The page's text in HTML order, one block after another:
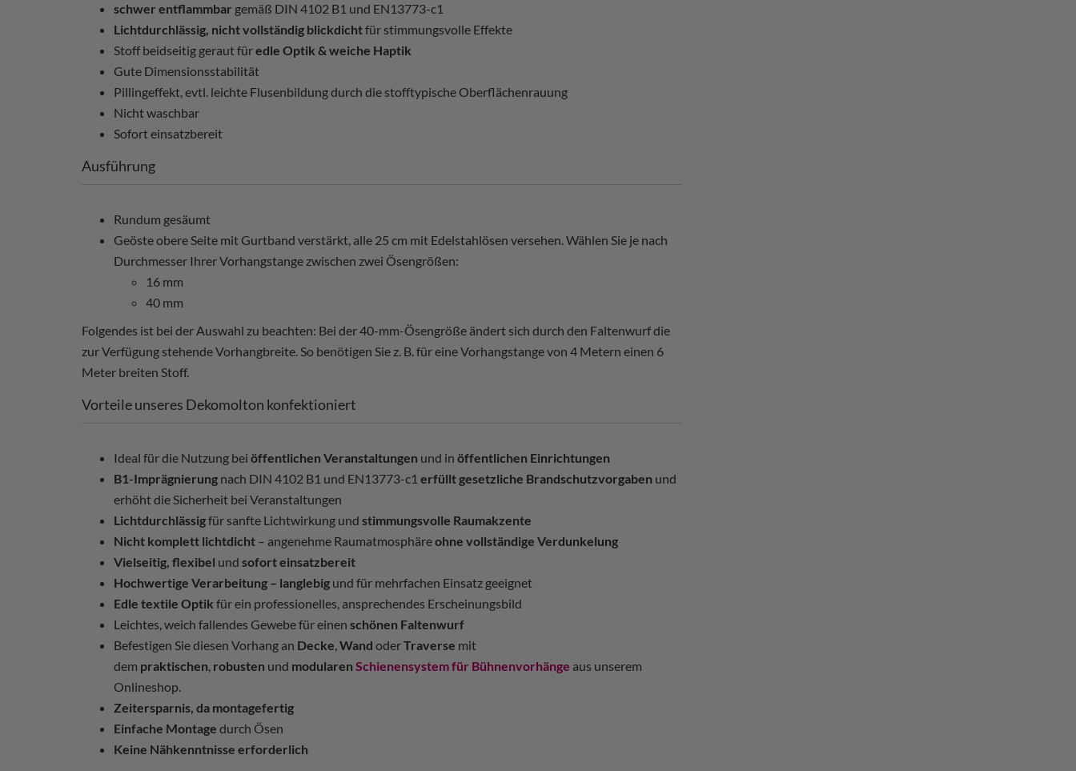
schwer entflammbar gemäß DIN 4102 B1 und EN13773-c1
Lichtdurchlässig, nicht vollständig blickdichtfür stimmungsvolle Effekte
Stoff beidseitig geraut füredle Optik & weiche Haptik
Gute Dimensionsstabilität
Pillingeffekt, evtl. leichte Flusenbildung durch die stofftypische Oberflächenrauung
Nicht waschbar
Sofort einsatzbereit
Ausführung
Rundum gesäumt
Geöste obere Seite mit Gurtband verstärkt, alle 25 cm mit Edelstahlösen versehen. Wählen Sie je nach
Durchmesser Ihrer Vorhangstange zwischen zwei Ösengrößen:
16 mm
40 mm
Folgendes ist bei der Auswahl zu beachten: Bei der 40-mm-Ösengröße ändert sich durch den Faltenwurf die
zur Verfügung stehende Vorhangbreite. So benötigen Sie z. B. für eine Vorhangstange von 4 Metern einen 6
Meter breiten Stoff.
Vorteile unseres Dekomolton konfektioniert
Ideal für die Nutzung bei öffentlichen Veranstaltungen und in öffentlichen Einrichtungen
B1-Imprägnierung nach DIN 4102 B1 und EN13773-c1 erfüllt gesetzliche Brandschutzvorgaben und
erhöht die Sicherheit bei Veranstaltungen
Lichtdurchlässigfür sanfte Lichtwirkung und stimmungsvolle Raumakzente
Nicht komplett lichtdicht – angenehme Raumatmosphäreohne vollständige Verdunkelung
Vielseitig, flexibel und sofort einsatzbereit
Hochwertige Verarbeitung – langlebig und für mehrfachen Einsatz geeignet
Edle textile Optik für ein professionelles, ansprechendes Erscheinungsbild
Leichtes, weich fallendes Gewebe für einen schönen Faltenwurf
Befestigen Sie diesen Vorhang an Decke,Wand oderTraverse mit
dem praktischen, robusten und modularen Schienensystem für Bühnenvorhänge aus unserem
Onlineshop.
Zeitersparnis, da montagefertig
Einfache Montage durch Ösen
Keine Nähkenntnisse erforderlich